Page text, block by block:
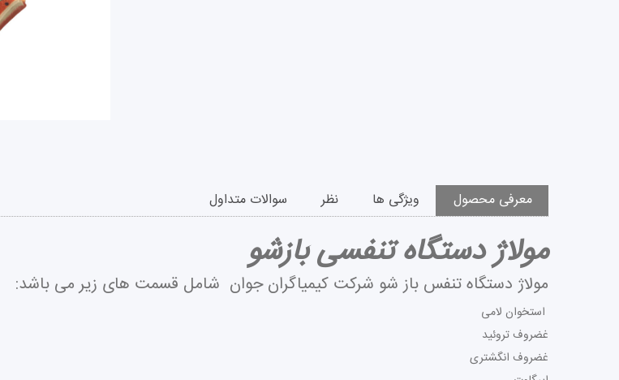
معرفی محصول ویژگی ها نظر سوالات متداول
مولاژ دستگاه تنفسی بازشو
مولاژ دستگاه تنفس باز شو شرکت کیمیاگران جوان شامل قسمت های زیر می باشد:
استخوان لامی
غضروف تروئید
غضروف انگشتری